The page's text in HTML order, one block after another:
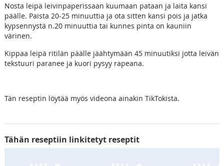
Nosta leipä leivinpaperissaan kuumaan pataan ja laita kansi
päälle. Paista 20-25 minuuttia ja ota sitten kansi pois ja jatka
kypsennystä n.20 minuuttia tai kunnes pinta on kauniin
värinen.
Kippaa leipä ritilän päälle jäähtymään 45 minuutiksi jotta leivän
tekstuuri paranee ja kuori pysyy rapeana.
Tän reseptin löytää myös videona ainakin TikTokista.
Tähän reseptiin linkitetyt reseptit